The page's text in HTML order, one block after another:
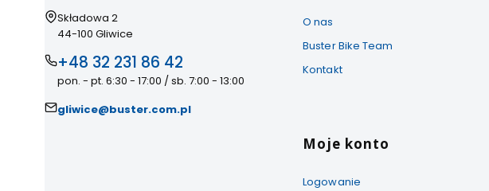
Adres:
Składowa 2
44-100 Gliwice
+48 32 231 86 42
pon. - pt. 6:30 - 17:00 / sb. 7:00 - 13:00
gliwice@buster.com.pl
O nas
Buster Bike Team
Kontakt
Moje konto
Logowanie